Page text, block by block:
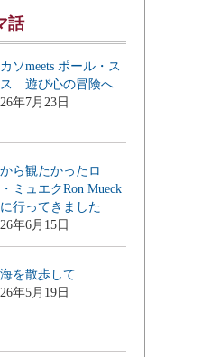
話
ソmeets ポール・ス
ス 遊び心の冒険へ
年7月23日
ら観たかったロ
ミュエクRon Mueck
行ってきました
年6月15日
を散歩して
年5月19日